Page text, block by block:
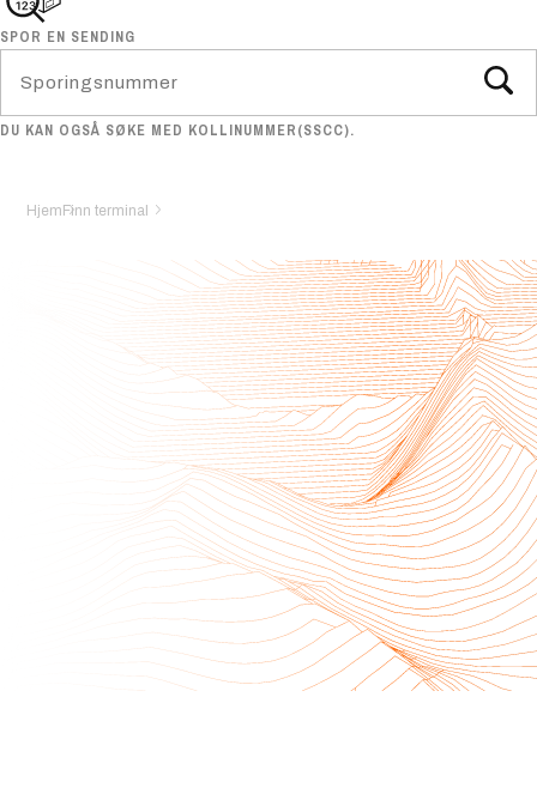
SPOR EN SENDING
DU KAN OGSÅ SØKE MED KOLLINUMMER(SSCC).
Hjem Finn terminal